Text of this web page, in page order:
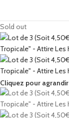
Sold out
Cliquez pour agrandir